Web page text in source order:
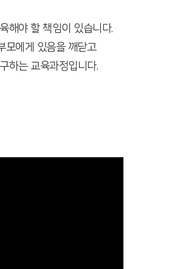
해야 할 책임이 있습니다.
모에게 있음을 깨닫고
하는 교육과정입니다.